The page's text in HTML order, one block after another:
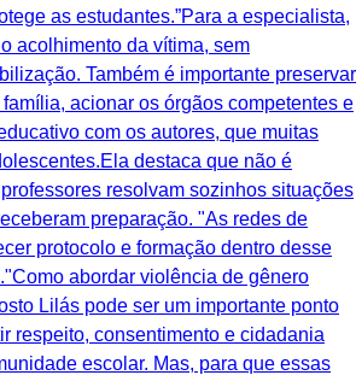
as estudantes.”Para a especialista,
acolhimento da vítima, sem
Também é importante preservar
acionar os órgãos competentes e
com os autores, que muitas
destaca que não é
resolvam sozinhos situações
preparação. "As redes de
protocolo e formação dentro desse
abordar violência de gênero
Lilás pode ser um importante ponto
respeito, consentimento e cidadania
escolar. Mas, para que essas